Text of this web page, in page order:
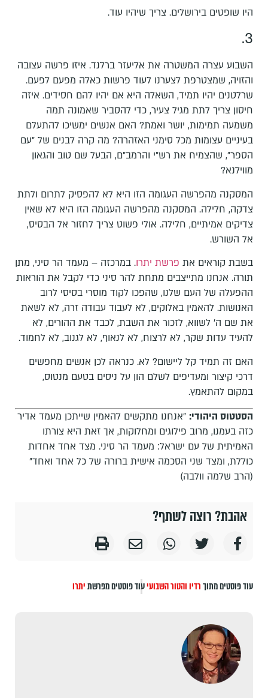
היו שופטים בירושלים. צריך שיהיו עוד.
3.
השבוע עצרה המשטרה את אליעזר ברלנד. איזו פרשה עצובה
והזויה, שמצטרפת לצערנו לעוד פרשות כאלה מפעם לפעם.
שרלטנים יהיו תמיד, השאלה היא אם יהיו להם חסידים. איזה
חיסון צריך לתת מגיל צעיר, כדי להסביר שאמונה תמה
משמעה תמימות, יושר ואמת? האם אנשים ימשיכו להתעלם
בעיניים עצומות מכל סימני האזהרה? מה קרה לבנים של "עם
הספר", שהצמיח את רש"י והרמב"ם, הבעל שם טוב והגאון
מווילנא?
המסקנה מהפרשה העגומה הזו היא לא להפסיק לתרום ולתת
צדקה, חלילה. המסקנה מהפרשה העגומה הזו היא לא שאין
צדיקים אמיתיים, חלילה. אולי פשוט צריך לחזור אל הבסיס,
אל השורש.
בשבת קוראים את פרשת יתרו. במרכזה – מעמד הר סיני, מתן
תורה. אנחנו מתייצבים מתחת להר סיני כדי לקבל את הוראות
ההפעלה של העם שלנו, שהפכו לקוד מוסרי בסיסי לרוב
האנושות. להאמין באלוקים, לא לעבוד עבודה זרה, לא לשאת
את שם ה' לשווא, לזכור את השבת, לכבד את ההורים, לא
להעיד עדות שקר, לא לרצוח, לא לנאוף, לא לגנוב, לא לחמוד.
האם זה תמיד קל ליישום? לא. כנראה לכן אנשים מחפשים
דרכי קיצור ומעדיפים לשלם הון על ניסים בטעם מנטוס,
במקום להתאמץ.
הסטטוס היהודי: "אנחנו מתקשים להאמין שייתכן מעמד אדיר
כזה בעמנו, מרוב פילוגים ומחלוקות, אך זאת היא צורתו
האמיתית של עם ישראל: מעמד הר סיני. מצד אחד אחדות
כוללת, ומצד שני הסכמה אישית ברורה של כל אחד ואחד"
(הרב שלמה וולבה)
אהבת? רוצה לשתף?
עוד פוסטים מתוךרדיו והטור השבועיעוד פוסטים מפרשתיתרו